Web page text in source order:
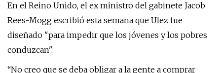
En el Reino Unido, el ex ministro del gabinete Jacob
Rees-Mogg escribió esta semana que Ulez fue
diseñado "para impedir que los jóvenes y los pobres
conduzcan".
“No creo que se deba obligar a la gente a comprar